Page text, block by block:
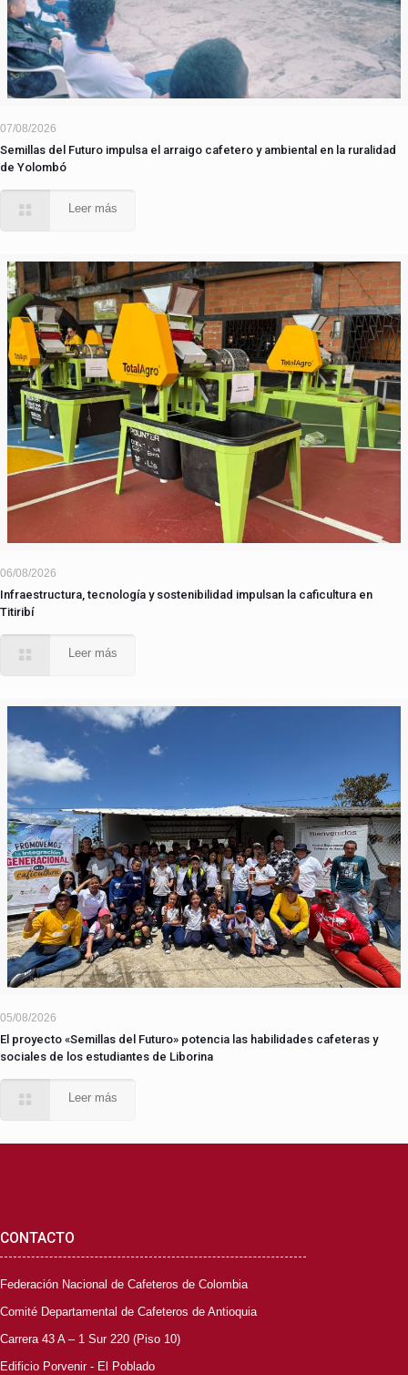
07/08/2026
Semillas del Futuro impulsa el arraigo cafetero y ambiental en la ruralidad
de Yolombó
Leer más
06/08/2026
Infraestructura, tecnología y sostenibilidad impulsan la caficultura en
Titiribí
Leer más
05/08/2026
El proyecto «Semillas del Futuro» potencia las habilidades cafeteras y
sociales de los estudiantes de Liborina
Leer más
CONTACTO
Federación Nacional de Cafeteros de Colombia
Comité Departamental de Cafeteros de Antioquia
Carrera 43 A – 1 Sur 220 (Piso 10)
Edificio Porvenir - El Poblado